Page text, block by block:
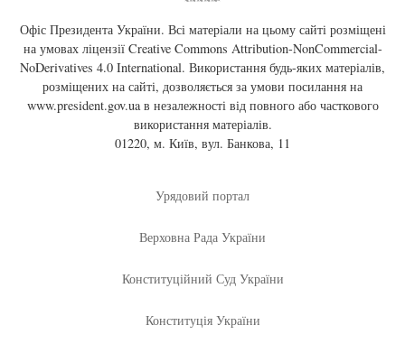
Офіс Президента України. Всі матеріали на цьому сайті розміщені
на умовах ліцензії Creative Commons Attribution-NonCommercial-
NoDerivatives 4.0 International. Використання будь-яких матеріалів,
розміщених на сайті, дозволяється за умови посилання на
www.president.gov.uaв незалежності від повного або часткового
використання матеріалів.
01220, м. Київ, вул. Банкова, 11
Урядовий портал
Верховна Рада України
Конституційний Суд України
Конституція України